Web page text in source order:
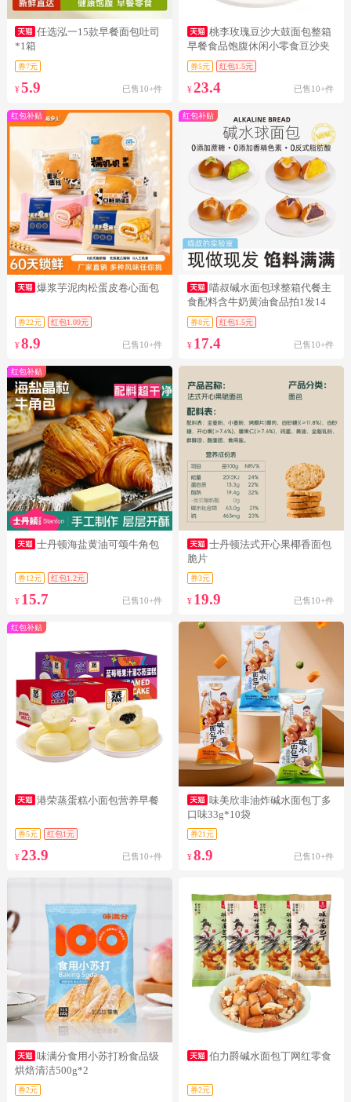
任选泓一15款早餐面包吐司
*1箱
券7元
¥ 5.9 已售10+件
桃李玫瑰豆沙大鼓面包整箱
早餐食品饱腹休闲小零食豆沙夹
心面包i
券5元 红包1.5元
¥23.4 已售10+件
红包补贴
爆浆芋泥肉松蛋皮卷心面包
券22元 红包1.09元
¥ 8.9 已售10+件
红包补贴
喵叔碱水面包球整箱代餐主
食配料含牛奶黄油食品拍1发14
券8元 红包1.5元
¥ 17.4 已售10+件
红包补贴
士丹顿海盐黄油可颂牛角包
券12元 红包1.2元
¥ 15.7 已售10+件
士丹顿法式开心果椰香面包
脆片
券3元
¥ 19.9 已售10+件
红包补贴
港荣蒸蛋糕小面包营养早餐
券5元 红包1元
¥ 23.9 已售10+件
味美欣非油炸碱水面包丁多
口味33g*10袋
券21元
¥8.9 已售10+件
味满分食用小苏打粉食品级
烘焙清洁500g*2
券2元
伯力爵碱水面包丁网红零食
券2元